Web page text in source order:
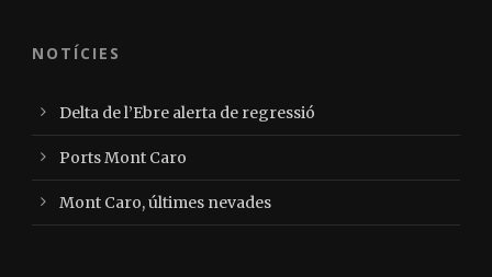
NOTÍCIES
Delta de l’Ebre alerta de regressió
Ports Mont Caro
Mont Caro, últimes nevades